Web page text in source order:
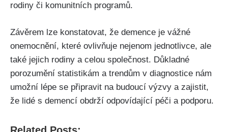
rodiny či komunitních programů.
Závěrem lze konstatovat, že demence je vážné
onemocnění, které ovlivňuje nejenom jednotlivce, ale
také jejich rodiny a celou společnost. Důkladné
porozumění statistikám a trendům v diagnostice nám
umožní lépe se připravit na budoucí výzvy a zajistit,
že lidé s demencí obdrží odpovídající péči a podporu.